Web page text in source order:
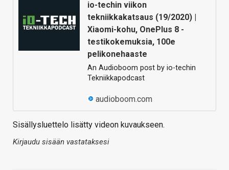
io-techin viikon
tekniikkakatsaus (19/2020) |
Xiaomi-kohu, OnePlus 8 -
testikokemuksia, 100e
pelikonehaaste
An Audioboom post by io-techin
Tekniikkapodcast
audioboom.com
Sisällysluettelo lisätty videon kuvaukseen.
Kirjaudu sisään vastataksesi